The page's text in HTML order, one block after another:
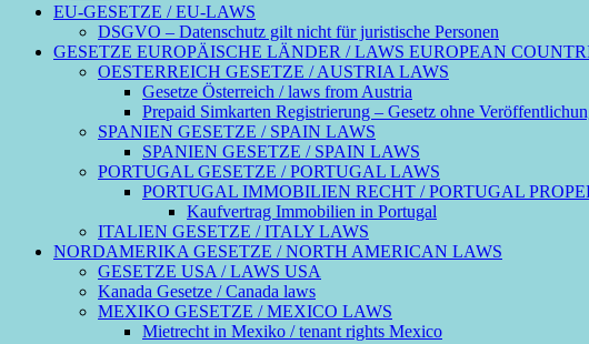
EU-GESETZE / EU-LAWS
DSGVO – Datenschutz gilt nicht für juristische Personen
GESETZE EUROPÄISCHE LÄNDER / LAWS EUROPEAN
OESTERREICH GESETZE / AUSTRIA LAWS
Gesetze Österreich / laws from Austria
Prepaid Simkarten Registrierung – Gesetz ohne
SPANIEN GESETZE / SPAIN LAWS
SPANIEN GESETZE / SPAIN LAWS
PORTUGAL GESETZE / PORTUGAL LAWS
PORTUGAL IMMOBILIEN RECHT / PORTUGAL
Kaufvertrag Immobilien in Portugal
ITALIEN GESETZE / ITALY LAWS
NORDAMERIKA GESETZE / NORTH AMERICAN LAWS
GESETZE USA / LAWS USA
Kanada Gesetze / Canada laws
MEXIKO GESETZE / MEXICO LAWS
Mietrecht in Mexiko / tenant rights Mexico